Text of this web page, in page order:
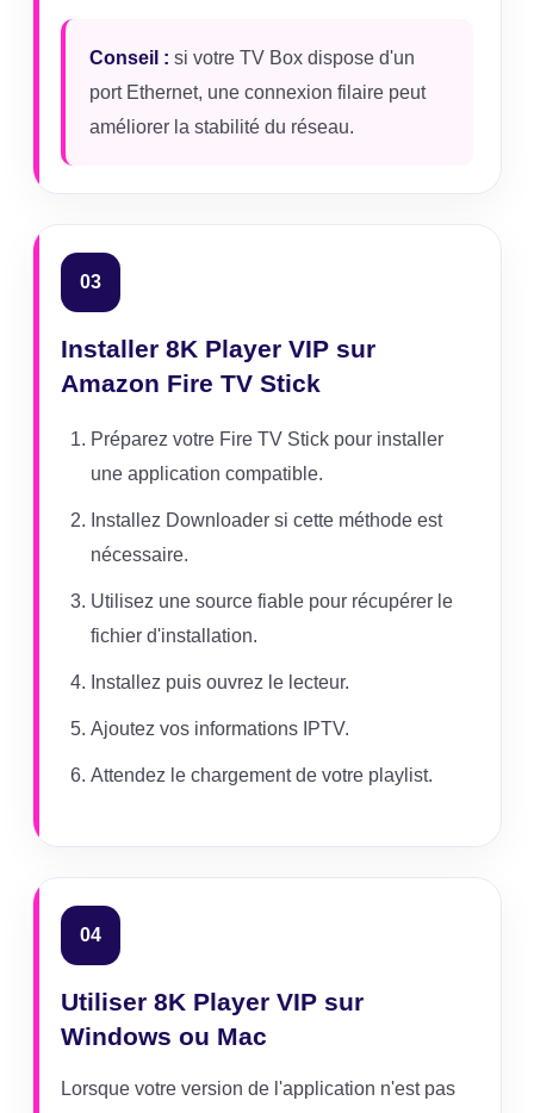
Conseil : si votre TV Box dispose d'un
port Ethernet, une connexion filaire peut
améliorer la stabilité du réseau.
03
Installer 8K Player VIP sur
Amazon Fire TV Stick
Préparez votre Fire TV Stick pour installer
une application compatible.
Installez Downloader si cette méthode est
nécessaire.
Utilisez une source fiable pour récupérer le
fichier d'installation.
Installez puis ouvrez le lecteur.
Ajoutez vos informations IPTV.
Attendez le chargement de votre playlist.
04
Utiliser 8K Player VIP sur
Windows ou Mac
Lorsque votre version de l'application n'est pas